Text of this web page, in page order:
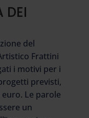
DEI
del
Frattini
i motivi per i
previsti,
Le parole
un